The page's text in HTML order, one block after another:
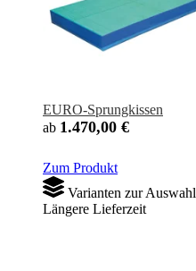
EURO-Sprungkissen
ab 1.470,00 €
Zum Produkt
Varianten zur Auswahl
Längere Lieferzeit